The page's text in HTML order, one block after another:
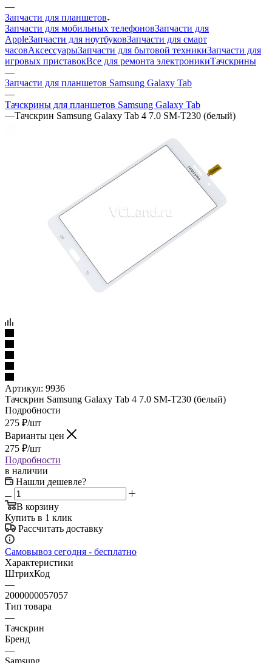
—
Запчасти для планшетов
Запчасти для мобильных телефоновЗапчасти для
AppleЗапчасти для ноутбуковЗапчасти для смарт
часовАксессуарыЗапчасти для бытовой техникиЗапчасти для
игровых приставокВсе для ремонта электроникиТачскрины
—
Запчасти для планшетов Samsung Galaxy Tab
—
Тачскрины для планшетов Samsung Galaxy Tab
—Тачскрин Samsung Galaxy Tab 4 7.0 SM-T230 (белый)
Артикул: 9936
Тачскрин Samsung Galaxy Tab 4 7.0 SM-T230 (белый)
Подробности
275 ₽/шт
Варианты цен
275 ₽/шт
Подробности
в наличии
Нашли дешевле?
В корзину
Купить в 1 клик
Рассчитать доставку
Самовывоз сегодня - бесплатно
Характеристики
ШтрихКод
—
2000000057057
Тип товара
—
Тачскрин
Бренд
—
Samsung